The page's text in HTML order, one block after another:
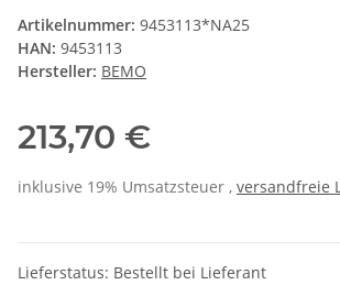
Artikelnummer: 9453113*NA25
HAN: 9453113
Hersteller: BEMO
213,70 €
inklusive 19% Umsatzsteuer , versandfreie
Lieferstatus: Bestellt bei Lieferant